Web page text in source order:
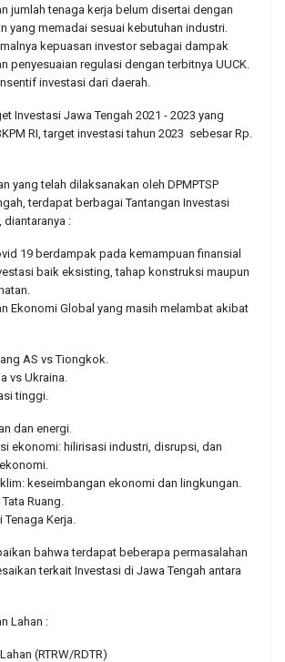
jumlah tenaga kerja belum disertai dengan
yang memadai sesuai kebutuhan industri.
kepuasan investor sebagai dampak
penyesuaian regulasi dengan terbitnya UUCK.
investasi dari daerah.
Investasi Jawa Tengah 2021 - 2023 yang
RI, target investasi tahun 2023 sebesar Rp.
yang telah dilaksanakan oleh DPMPTSP
terdapat berbagai Tantangan Investasi
diantaranya :
19 berdampak pada kemampuan finansial
baik eksisting, tahap konstruksi maupun
Ekonomi Global yang masih melambat akibat
AS vs Tiongkok.
vs Ukraina.
tinggi.
dan energi.
ekonomi: hilirisasi industri, disrupsi, dan
keseimbangan ekonomi dan lingkungan.
Ruang.
Kerja.
bahwa terdapat beberapa permasalahan
terkait Investasi di Jawa Tengah antara
Lahan :
(RTRW/RDTR)